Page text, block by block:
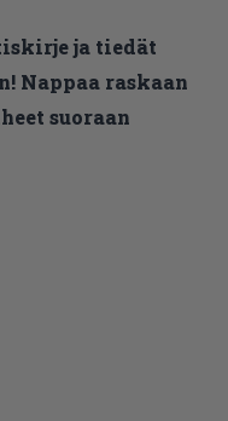
ja tiedät
Nappaa raskaan
suoraan